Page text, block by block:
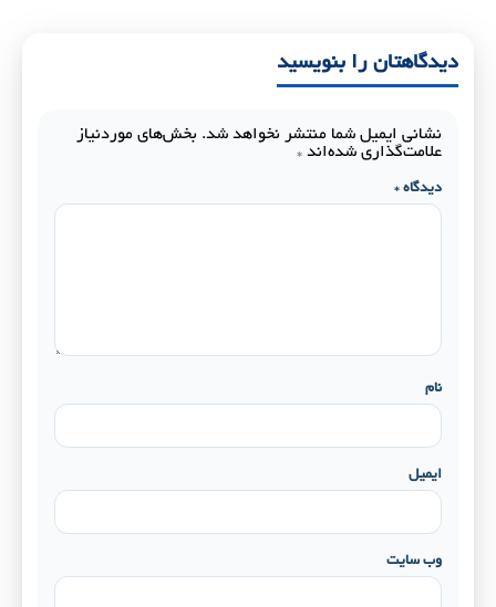
دیدگاهتان را بنویسید
نشانی ایمیل شما منتشر نخواهد شد. بخش‌های موردنیاز
علامت‌گذاری شده‌اند *
دیدگاه *
نام
ایمیل
وب‌ سایت